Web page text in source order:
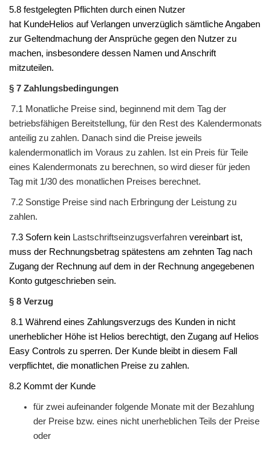
5.8 festgelegten Pflichten durch einen Nutzer
hat KundeHelios auf Verlangen unverzüglich sämtliche Angaben
zur Geltendmachung der Ansprüche gegen den Nutzer zu
machen, insbesondere dessen Namen und Anschrift
mitzuteilen.
§ 7 Zahlungsbedingungen
7.1 Monatliche Preise sind, beginnend mit dem Tag der
betriebsfähigen Bereitstellung, für den Rest des Kalendermonats
anteilig zu zahlen. Danach sind die Preise jeweils
kalendermonatlich im Voraus zu zahlen. Ist ein Preis für Teile
eines Kalendermonats zu berechnen, so wird dieser für jeden
Tag mit 1/30 des monatlichen Preises berechnet.
7.2 Sonstige Preise sind nach Erbringung der Leistung zu
zahlen.
7.3 Sofern kein Lastschriftseinzugsverfahren vereinbart ist,
muss der Rechnungsbetrag spätestens am zehnten Tag nach
Zugang der Rechnung auf dem in der Rechnung angegebenen
Konto gutgeschrieben sein.
§ 8 Verzug
8.1 Während eines Zahlungsverzugs des Kunden in nicht
unerheblicher Höhe ist Helios berechtigt, den Zugang auf Helios
Easy Controls zu sperren. Der Kunde bleibt in diesem Fall
verpflichtet, die monatlichen Preise zu zahlen.
8.2 Kommt der Kunde
für zwei aufeinander folgende Monate mit der Bezahlung
der Preise bzw. eines nicht unerheblichen Teils der Preise
oder